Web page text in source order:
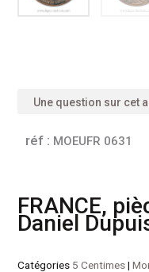
Une question sur cet
réf : MOEUFR 0631
FRANCE,
Daniel
Catégories 5 Centimes|